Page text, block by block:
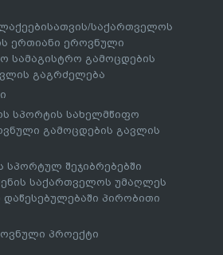
საქართველოს
ერთიანი ეროვნული
სამაგისტრო გამოცდების
გაგრძელება
სპორტის სახელმწიფო
გამოცდების გავლის
სპორტულ შეჯიბრებებში
საქართველოს უმაღლეს
პირობითი
პროექტი